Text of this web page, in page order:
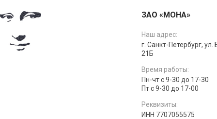
ЗАО «МОНА»
Наш адрес:
г. Санкт-Петербург,
21Б
Время работы:
Пн-чт с 9-30 до 17-30
Пт с 9-30 до 17-00
Реквизиты:
ИНН 7707055575